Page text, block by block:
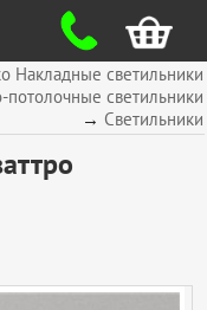
Накладные светильники
потолочные светильники
→ Светильники